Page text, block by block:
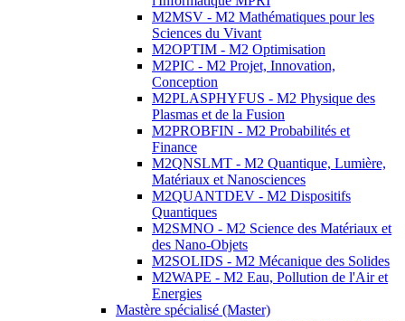
M2MSV - M2 Mathématiques pour les
Sciences du Vivant
M2OPTIM - M2 Optimisation
M2PIC - M2 Projet, Innovation,
Conception
M2PLASPHYFUS - M2 Physique des
Plasmas et de la Fusion
M2PROBFIN - M2 Probabilités et
Finance
M2QNSLMT - M2 Quantique, Lumière,
Matériaux et Nanosciences
M2QUANTDEV - M2 Dispositifs
Quantiques
M2SMNO - M2 Science des Matériaux et
des Nano-Objets
M2SOLIDS - M2 Mécanique des Solides
M2WAPE - M2 Eau, Pollution de l'Air et
Energies
Mastère spécialisé (Master)